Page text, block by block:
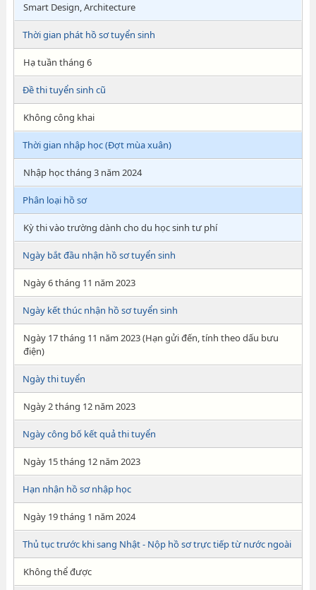
Smart Design, Architecture
Thời gian phát hồ sơ tuyển sinh
Hạ tuần tháng 6
Đề thi tuyển sinh cũ
Không công khai
Thời gian nhập học (Đợt mùa xuân)
Nhập học tháng 3 năm 2024
Phân loại hồ sơ
Kỳ thi vào trường dành cho du học sinh tư phí
Ngày bắt đầu nhận hồ sơ tuyển sinh
Ngày 6 tháng 11 năm 2023
Ngày kết thúc nhận hồ sơ tuyển sinh
Ngày 17 tháng 11 năm 2023 (Hạn gửi đến, tính theo dấu bưu
điện)
Ngày thi tuyển
Ngày 2 tháng 12 năm 2023
Ngày công bố kết quả thi tuyển
Ngày 15 tháng 12 năm 2023
Hạn nhận hồ sơ nhập học
Ngày 19 tháng 1 năm 2024
Thủ tục trước khi sang Nhật - Nộp hồ sơ trực tiếp từ nước ngoài
Không thể được